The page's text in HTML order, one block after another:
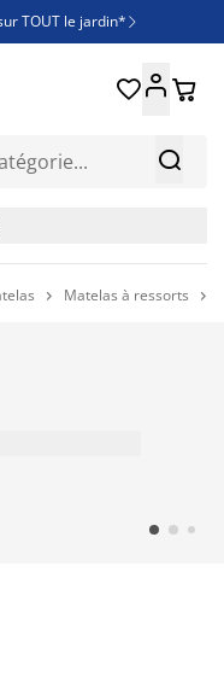
TOUT le jardin* 
literie
collection

 
 Matelas à ressorts 